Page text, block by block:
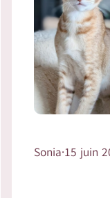
Sonia·15 juin